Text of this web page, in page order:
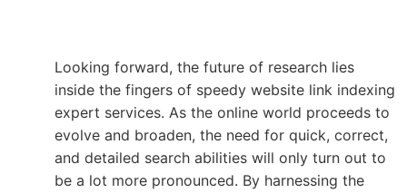
Looking forward, the future of research lies
inside the fingers of speedy website link indexing
expert services. As the online world proceeds to
evolve and broaden, the need for quick, correct,
and detailed search abilities will only turn out to
be a lot more pronounced. By harnessing the